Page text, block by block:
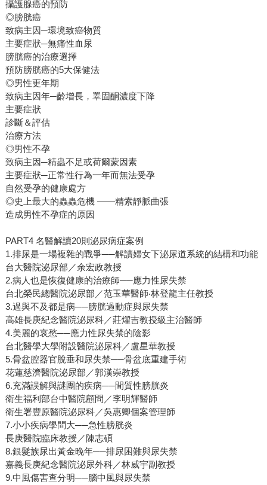
攝護腺癌的預防
◎膀胱癌
致病主因─環境致癌物質
主要症狀─無痛性血尿
膀胱癌的治療選擇
預防膀胱癌的5大保健法
◎男性更年期
致病主因年─齡增長，睪固酮濃度下降
主要症狀
診斷＆評估
治療方法
◎男性不孕
致病主因─精蟲不足或荷爾蒙因素
主要症狀─正常性行為一年而無法受孕
自然受孕的健康處方
◎史上最大的蟲蟲危機 ——精索靜脈曲張
造成男性不孕症的原因
PART4 名醫解讀20則泌尿病症案例
1.排尿是一場複雜的戰爭──解讀婦女下泌尿道系統的結構和功能
台大醫院泌尿部／余宏政教授
2.病人也是恢復健康的治療師──應力性尿失禁
台北榮民總醫院泌尿部／范玉華醫師‧林登龍主任教授
3.過與不及都是病──膀胱過動症與尿失禁
高雄長庚紀念醫院泌尿科／莊燿吉教授級主治醫師
4.美麗的哀愁──應力性尿失禁的陰影
台北醫學大學附設醫院泌尿科／盧星華教授
5.骨盆腔器官脫垂和尿失禁──骨盆底重建手術
花蓮慈濟醫院泌尿部／郭漢崇教授
6.充滿誤解與謎團的疾病──間質性膀胱炎
衛生福利部台中醫院顧問／李明輝醫師
衛生署豐原醫院泌尿科／吳惠卿個案管理師
7.小小疾病學問大──急性膀胱炎
長庚醫院臨床教授／陳志碩
8.銀髮族尿出黃金晚年──排尿困難與尿失禁
嘉義長庚紀念醫院泌尿外科／林威宇副教授
9.中風傷害查分明──腦中風與尿失禁